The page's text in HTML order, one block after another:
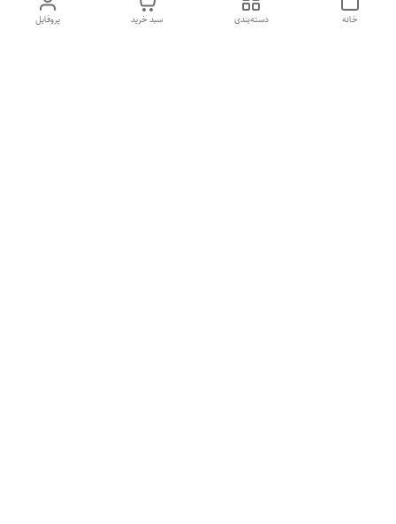
پروفایل سبد خرید دسته‌بندی خانه